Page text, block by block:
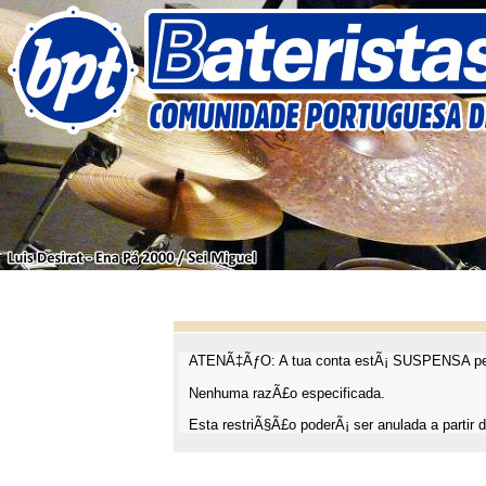
ATENÃ‡ÃƒO: A tua conta estÃ¡ SUSPENSA
Nenhuma razÃ£o especificada.
Esta restriÃ§Ã£o poderÃ¡ ser anulada a partir